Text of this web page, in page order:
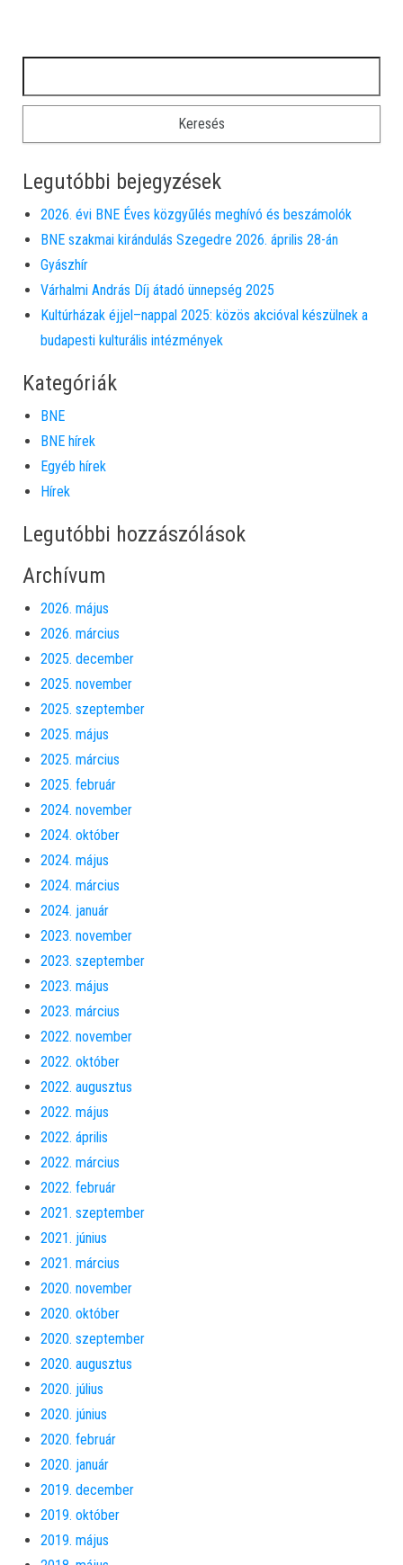
Legutóbbi bejegyzések
2026. évi BNE Éves közgyűlés meghívó és beszámolók
BNE szakmai kirándulás Szegedre 2026. április 28-án
Gyászhír
Várhalmi András Díj átadó ünnepség 2025
Kultúrházak éjjel–nappal 2025: közös akcióval készülnek a
budapesti kulturális intézmények
Kategóriák
BNE
BNE hírek
Egyéb hírek
Hírek
Legutóbbi hozzászólások
Archívum
2026. május
2026. március
2025. december
2025. november
2025. szeptember
2025. május
2025. március
2025. február
2024. november
2024. október
2024. május
2024. március
2024. január
2023. november
2023. szeptember
2023. május
2023. március
2022. november
2022. október
2022. augusztus
2022. május
2022. április
2022. március
2022. február
2021. szeptember
2021. június
2021. március
2020. november
2020. október
2020. szeptember
2020. augusztus
2020. július
2020. június
2020. február
2020. január
2019. december
2019. október
2019. május